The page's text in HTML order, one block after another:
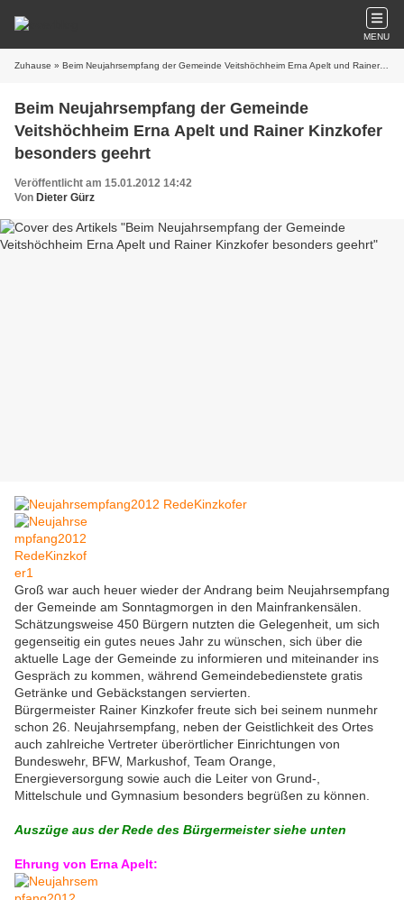
MENU
Zuhause » Beim Neujahrsempfang der Gemeinde Veitshöchheim Erna Apelt und Rainer Kinzkofer besonders geehrt
Beim Neujahrsempfang der Gemeinde
Veitshöchheim Erna Apelt und Rainer Kinzkofer
besonders geehrt
Veröffentlicht am 15.01.2012 14:42
Von Dieter Gürz
Groß war auch heuer wieder der Andrang beim Neujahrsempfang
der Gemeinde am Sonntagmorgen in den Mainfrankensälen.
Schätzungsweise 450 Bürgern nutzten die Gelegenheit, um sich
gegenseitig ein gutes neues Jahr zu wünschen, sich über die
aktuelle Lage der Gemeinde zu informieren und miteinander ins
Gespräch zu kommen, während Gemeindebedienstete gratis
Getränke und Gebäckstangen servierten.
Bürgermeister Rainer Kinzkofer freute sich bei seinem nunmehr
schon 26. Neujahrsempfang, neben der Geistlichkeit des Ortes
auch zahlreiche Vertreter überörtlicher Einrichtungen von
Bundeswehr, BFW, Markushof, Team Orange,
Energieversorgung sowie auch die Leiter von Grund-,
Mittelschule und Gymnasium besonders begrüßen zu können.
Auszüge aus der Rede des Bürgermeister siehe unten
Ehrung von Erna Apelt: